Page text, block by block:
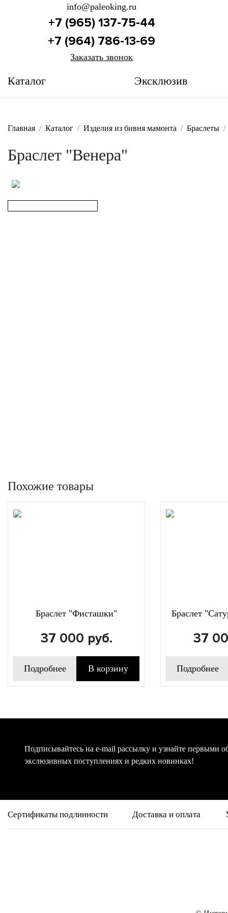
info@paleoking.ru
+7 (965) 137-75-44
+7 (964) 786-13-69
Заказать звонок
Каталог Эксклюзив
Главная Каталог Изделия из бивня мамонта Браслеты
Браслет "Венера"
Похожие товары
Браслет "Фисташки"
37 000 руб.
Подробнее В корзину
Браслет
37
Подробнее
Подписывайтесь на e-mail рассылку и узнайте первыми
экслюзивных поступлениях и редких новинках!
Сертификаты подлинности Доставка и оплата